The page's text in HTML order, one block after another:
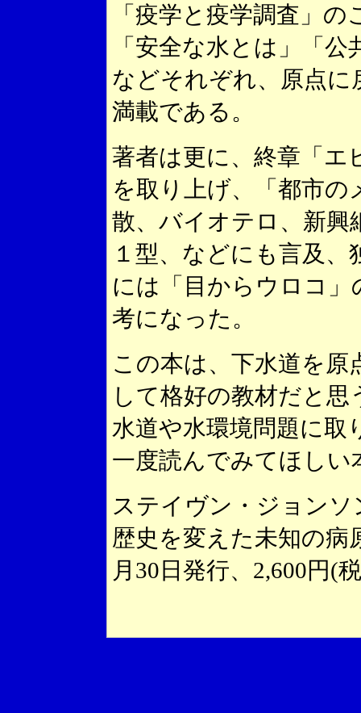
「疫学と疫学調査」
「安全な水とは」「
などそれぞれ、原点
満載である。
著者は更に、終章「エ
を取り上げ、「都市の
散、バイオテロ、新興
１型、などにも言及
には「目からウロコ」
考になった。
この本は、下水道を
して格好の教材だと
水道や水環境問題に取
一度読んでみてほしい
ステイヴン・ジョン
歴史を変えた未知の病
月30日発行、2,600円(